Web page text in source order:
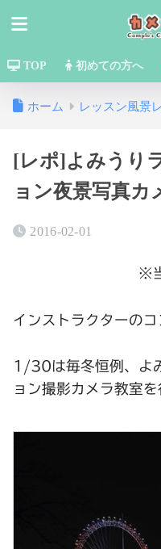
TOP 初めての方へ
ホーム レッスン風景
[レポ]よみうり
ョン夜景写真カ
2016-02-01
※
インストラクターのコ
1/30は毎冬恒例、よ
ョン撮影カメラ教室